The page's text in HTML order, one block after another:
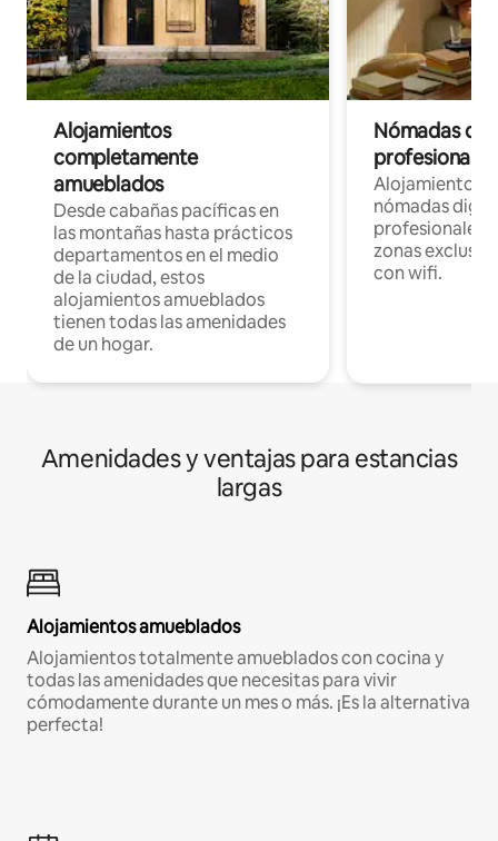
Alojamientos
completamente
amueblados
Desde cabañas pacíficas en
las montañas hasta prácticos
departamentos en el medio
de la ciudad, estos
alojamientos amueblados
tienen todas las amenidades
de un hogar.
Nómadas
Alojamientos
nómadas
profesionales
zonas
con wifi.
Amenidades y ventajas para estancias
largas
Alojamientos amueblados
Alojamientos totalmente amueblados con cocina y
todas las amenidades que necesitas para vivir
cómodamente durante un mes o más. ¡Es la alternativa
perfecta!